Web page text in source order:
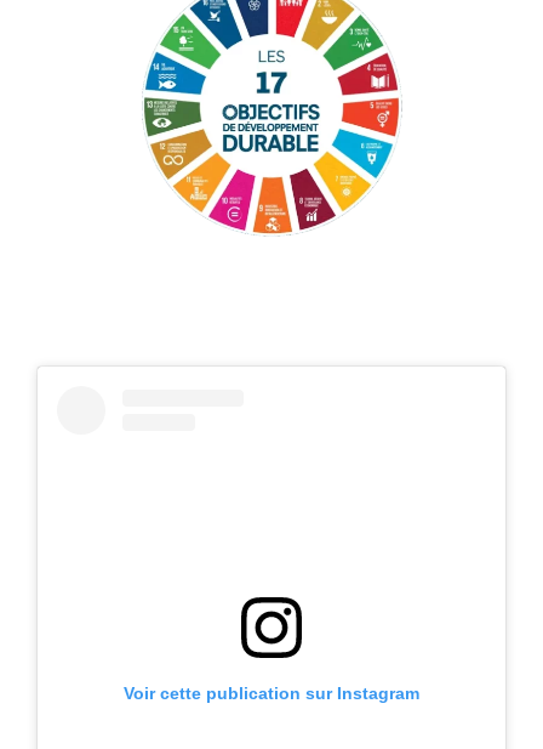
Voir cette publication sur Instagram